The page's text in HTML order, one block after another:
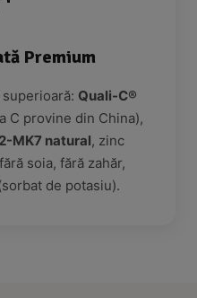
Premium
Quali-C®
C provine din China),
MK7 natural, zinc
soia, fără zahăr,
de potasiu).